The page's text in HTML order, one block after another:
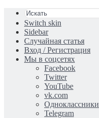
Switch skin
Sidebar
Случайная статья
Вход / Регистрация
Мы в соцсетях
Facebook
Twitter
YouTube
vk.com
Одноклассники
Telegram